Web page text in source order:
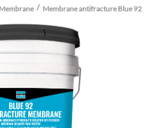
Membrane antifracture Blue 92